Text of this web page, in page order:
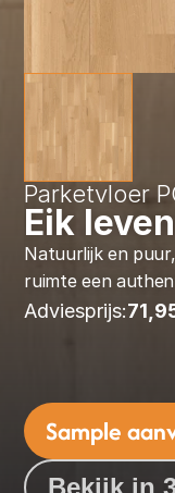
Parketvloer
Eik
Adviesprijs:
Natuurlijk en
ruimte een
Sample
Bekijk in